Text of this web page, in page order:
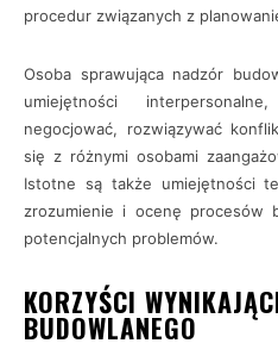
procedur związanych z
Osoba sprawująca nadzór
umiejętności
negocjować, rozwiązywać
się z różnymi osobami
Istotne są także umiejętności
zrozumienie i ocenę procesów
potencjalnych problemów.
KORZYŚCI
BUDOWLANEGO